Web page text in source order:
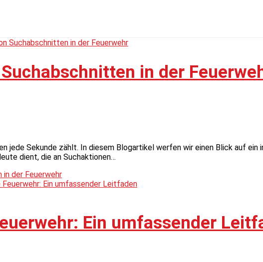
in der
jede Sekunde zählt. In diesem Blogartikel werfen wir einen Blick auf ein
dient, die an Suchaktionen…
in der Feuerwehr
Ein umfassender